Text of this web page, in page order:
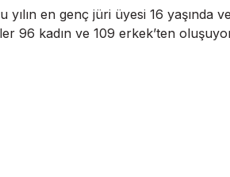
en genç jüri üyesi 16 yaşında
96 kadın ve 109 erkek’ten